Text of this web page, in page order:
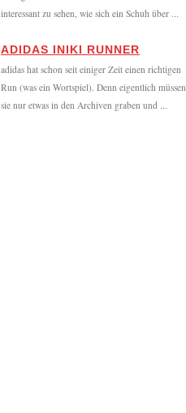
interessant zu sehen, wie sich ein Schuh über ...
ADIDAS INIKI RUNNER
adidas hat schon seit einiger Zeit einen richtigen
Run (was ein Wortspiel). Denn eigentlich müssen
sie nur etwas in den Archiven graben und ...